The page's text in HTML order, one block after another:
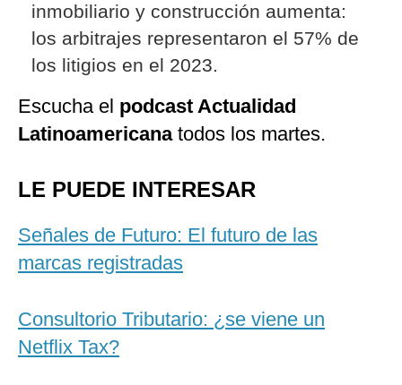
inmobiliario y construcción aumenta:
los arbitrajes representaron el 57% de
los litigios en el 2023.
Escucha el podcast Actualidad
Latinoamericanatodos los martes.
LE PUEDE INTERESAR
Señales de Futuro: El futuro de las
marcas registradas
Consultorio Tributario: ¿se viene un
Netflix Tax?